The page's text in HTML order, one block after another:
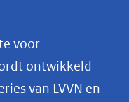
voor
ontwikkeld
van LVVN en